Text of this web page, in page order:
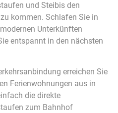
und Steibis den
kommen. Schlafen Sie in
Unterkünften
entspannt in den nächsten
erreichen Sie
Ferienwohnungen aus in
die direkte
zum Bahnhof